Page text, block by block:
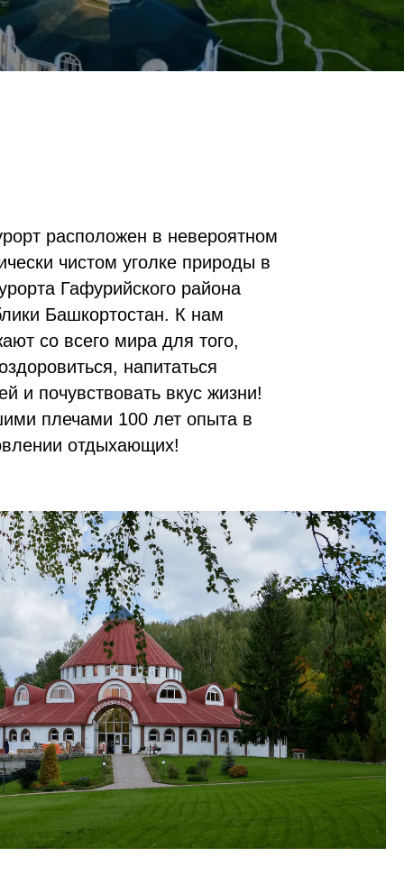
расположен в невероятном
чистом уголке природы в
Гафурийского района
Башкортостан. К нам
со всего мира для того,
напитаться
и почувствовать вкус жизни!
плечами 100 лет опыта в
отдыхающих!